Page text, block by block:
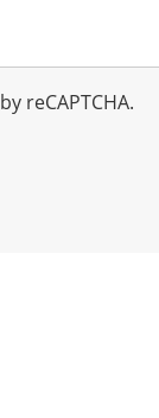
reCAPTCHA.